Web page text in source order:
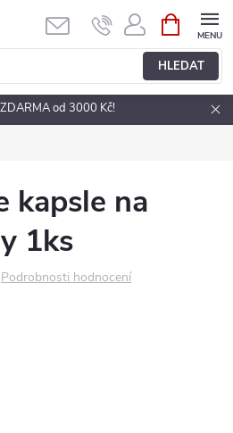
HLEDAT
NÁKUPNÍ
KOŠÍK
od 3000 Kč!
kapsle na
1ks
Podrobnosti hodnocení